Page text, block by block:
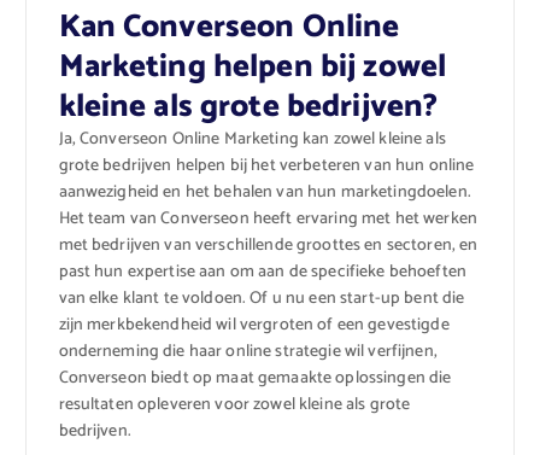
Kan Converseon Online
Marketing helpen bij zowel
kleine als grote bedrijven?
Ja, Converseon Online Marketing kan zowel kleine als
grote bedrijven helpen bij het verbeteren van hun online
aanwezigheid en het behalen van hun marketingdoelen.
Het team van Converseon heeft ervaring met het werken
met bedrijven van verschillende groottes en sectoren, en
past hun expertise aan om aan de specifieke behoeften
van elke klant te voldoen. Of u nu een start-up bent die
zijn merkbekendheid wil vergroten of een gevestigde
onderneming die haar online strategie wil verfijnen,
Converseon biedt op maat gemaakte oplossingen die
resultaten opleveren voor zowel kleine als grote
bedrijven.